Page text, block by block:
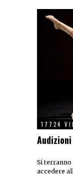
17724
Si terranno
accedere